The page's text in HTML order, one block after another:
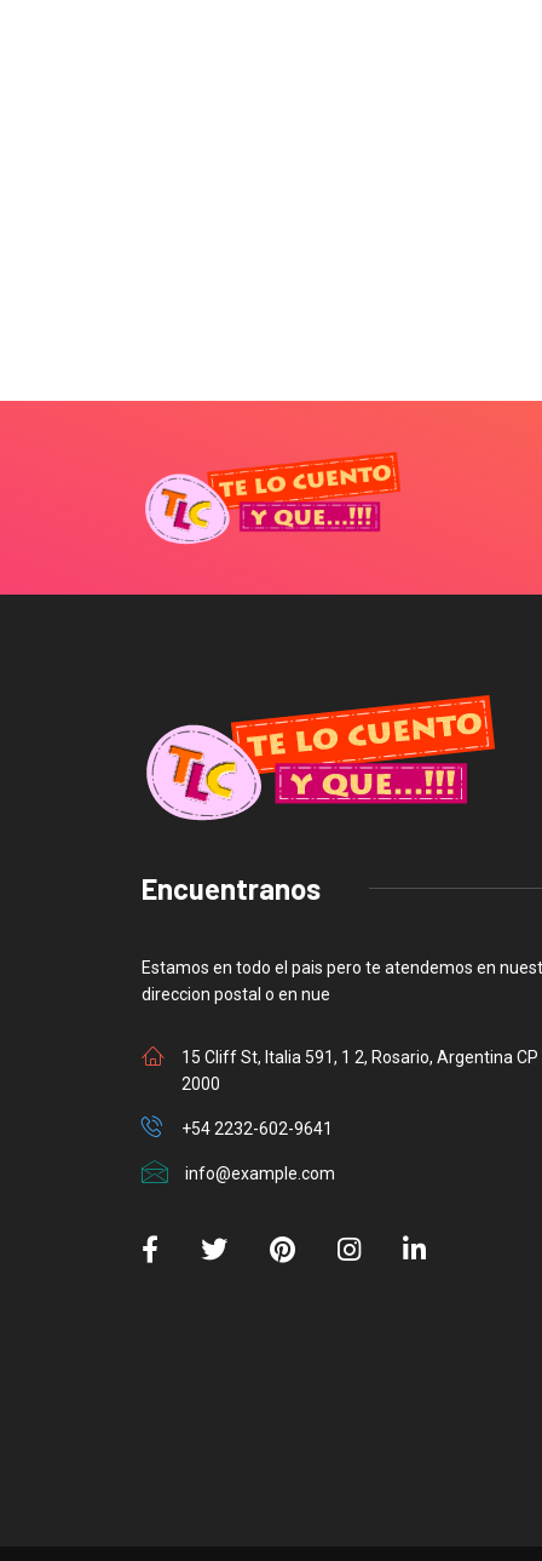
Encuentranos
Estamos en todo el pais pero te atendemos en
direccion postal o en nue
15 Cliff St, Italia 591, 1 2, Rosario, Argentina CP
2000
+54 2232-602-9641
info@example.com